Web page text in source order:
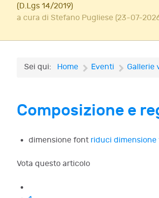
(D.Lgs 14/2019)
a cura di Stefano Pugliese (23-07-
Sei qui: Home Eventi Gallerie
Composizione e
dimensione font riduci
Vota questo articolo